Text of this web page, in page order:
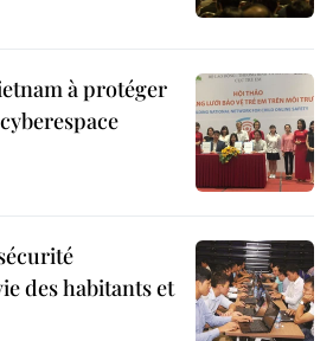
à protéger
des habitants et